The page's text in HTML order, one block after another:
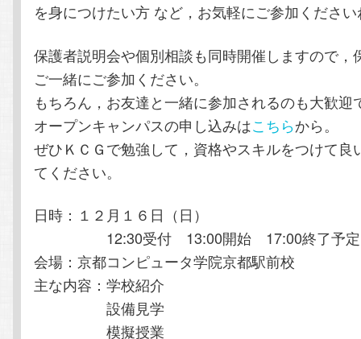
動
を身につけたい方 など，お気軽にご参加くださ
保護者説明会や個別相談も同時開催しますので，
ご一緒にご参加ください。
もちろん，お友達と一緒に参加されるのも大歓迎
オープンキャンパスの申し込みはこちらから。
ぜひＫＣＧで勉強して，資格やスキルをつけて良
てください。
日時：１２月１６日（日）
12:30受付 13:00開始 17:00終了予定
会場：京都コンピュータ学院京都駅前校
主な内容：学校紹介
設備見学
模擬授業